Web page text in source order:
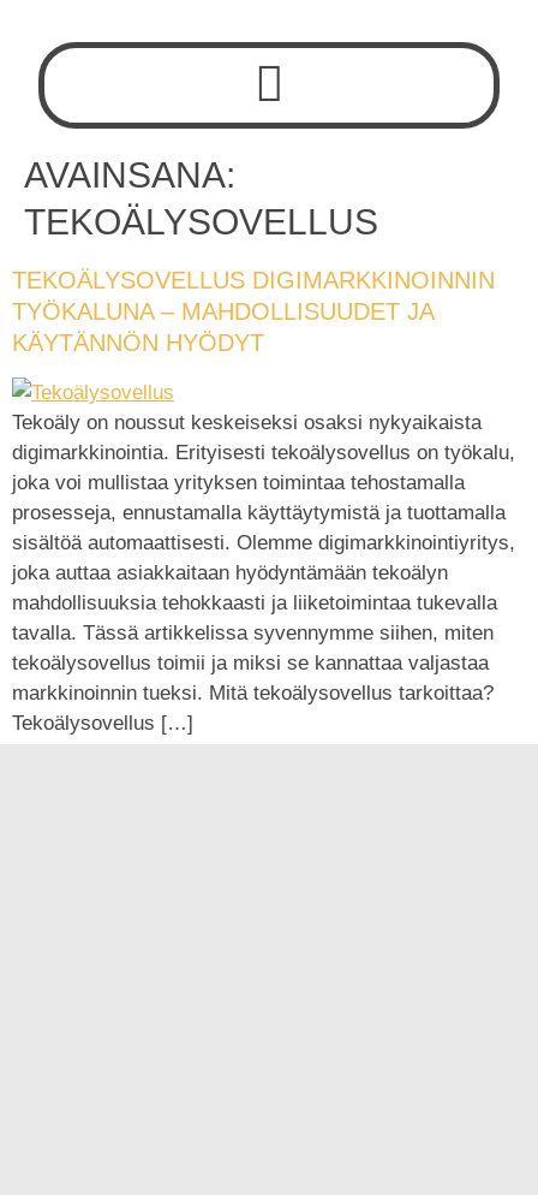
AVAINSANA:
TEKOÄLYSOVELLUS
TEKOÄLYSOVELLUS DIGIMARKKINOINNIN
TYÖKALUNA – MAHDOLLISUUDET JA
KÄYTÄNNÖN HYÖDYT
Tekoäly on noussut keskeiseksi osaksi nykyaikaista
digimarkkinointia. Erityisesti tekoälysovellus on työkalu,
joka voi mullistaa yrityksen toimintaa tehostamalla
prosesseja, ennustamalla käyttäytymistä ja tuottamalla
sisältöä automaattisesti. Olemme digimarkkinointiyritys,
joka auttaa asiakkaitaan hyödyntämään tekoälyn
mahdollisuuksia tehokkaasti ja liiketoimintaa tukevalla
tavalla. Tässä artikkelissa syvennymme siihen, miten
tekoälysovellus toimii ja miksi se kannattaa valjastaa
markkinoinnin tueksi. Mitä tekoälysovellus tarkoittaa?
Tekoälysovellus […]